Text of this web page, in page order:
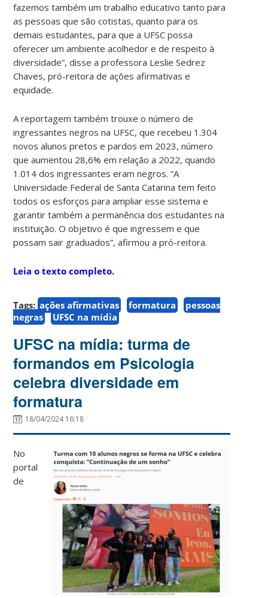
fazemos também um trabalho educativo tanto para
as pessoas que são cotistas, quanto para os
demais estudantes, para que a UFSC possa
oferecer um ambiente acolhedor e de respeito à
diversidade”, disse a professora Leslie Sedrez
Chaves, pró-reitora de ações afirmativas e
equidade.
A reportagem também trouxe o número de
ingressantes negros na UFSC, que recebeu 1.304
novos alunos pretos e pardos em 2023, número
que aumentou 28,6% em relação a 2022, quando
1.014 dos ingressantes eram negros. “A
Universidade Federal de Santa Catarina tem feito
todos os esforços para ampliar esse sistema e
garantir também a permanência dos estudantes na
instituição. O objetivo é que ingressem e que
possam sair graduados”, afirmou a pró-reitora.
Leia o texto completo.
Tags: ações afirmativas formatura
pessoas
negras
UFSC na mídia
UFSC na mídia: turma de
formandos em Psicologia
celebra diversidade em
formatura
18/04/2024 16:18
No
portal
de